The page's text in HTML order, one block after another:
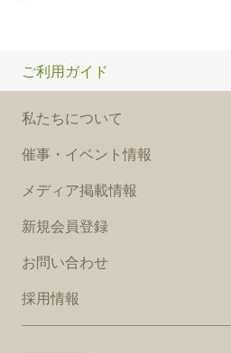
ご利用ガイド
私たちについて
催事・イベント情報
メディア掲載情報
新規会員登録
お問い合わせ
採用情報